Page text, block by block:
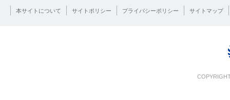
本サイトについて サイトポリシー プライバシーポリシー サイトマップ